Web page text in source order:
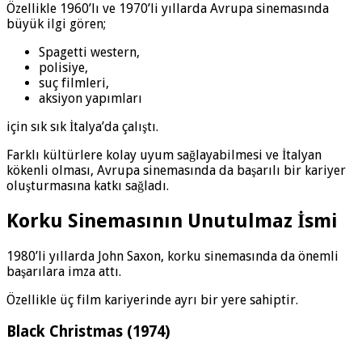
Özellikle 1960’lı ve 1970’li yıllarda Avrupa sinemasında
büyük ilgi gören;
Spagetti western,
polisiye,
suç filmleri,
aksiyon yapımları
için sık sık İtalya’da çalıştı.
Farklı kültürlere kolay uyum sağlayabilmesi ve İtalyan
kökenli olması, Avrupa sinemasında da başarılı bir kariyer
oluşturmasına katkı sağladı.
Korku Sinemasının Unutulmaz İsmi
1980’li yıllarda John Saxon, korku sinemasında da önemli
başarılara imza attı.
Özellikle üç film kariyerinde ayrı bir yere sahiptir.
Black Christmas (1974)